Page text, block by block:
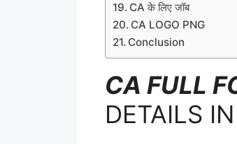
CA के लिए जॉब
CA LOGO PNG
Conclusion
CA FULL
DETAILS